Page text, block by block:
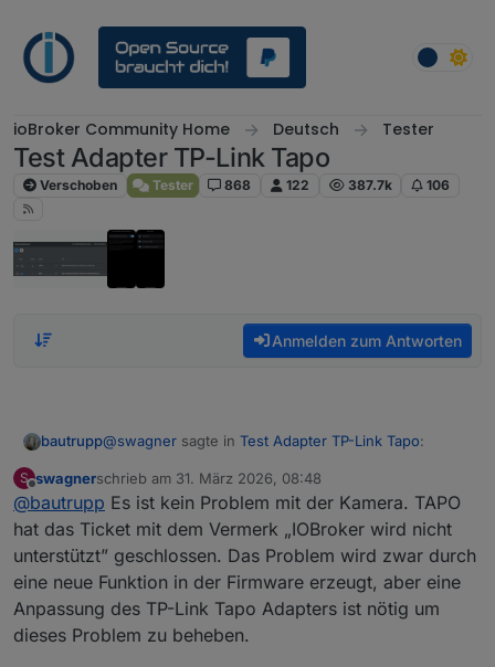
ioBroker Community Home Deutsch Tester
Test Adapter TP-Link Tapo
Verschoben Tester 868 122 387.7k 106
Anmelden zum Antworten
bautrupp@swagner sagte in Test Adapter TP-Link Tapo:
!! ACHTUNG !! bei der C310 V2 kein update der
Firmware von 1.5.1 auf 1.9.1 machen, danach
wird die Kamera beim init device gefunden und
auch das Initialized funktioniet aber danach beim
Start first Update kommt immer die Meldung
"Get camera Status failed" und "No stok found
for: xxxxx", ich habe eine baugleiche C310 V2
die funktioniert ohne Probleme mit 1.5.1.
Das gleiche gilt leider auch für die C210 V2
Firmwareversion 1.5.2
Hier kommt auch nur noch: "Get camera Status
failed"
S
Offline
swagnerschrieb am 31. März 2026, 08:48
zuletzt editiert von
@bautrupp Es ist kein Problem mit der Kamera. TAPO
hat das Ticket mit dem Vermerk „IOBroker wird nicht
unterstützt” geschlossen. Das Problem wird zwar durch
eine neue Funktion in der Firmware erzeugt, aber eine
Anpassung des TP-Link Tapo Adapters ist nötig um
dieses Problem zu beheben.